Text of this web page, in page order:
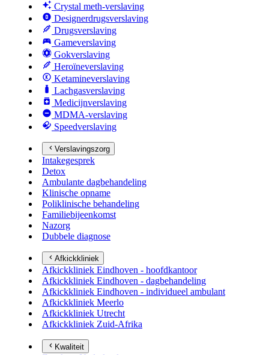
Crystal meth-verslaving
Designerdrugsverslaving
Drugsverslaving
Gameverslaving
Gokverslaving
Heroïneverslaving
Ketamineverslaving
Lachgasverslaving
Medicijnverslaving
MDMA-verslaving
Speedverslaving
Verslavingszorg
Intakegesprek
Detox
Ambulante dagbehandeling
Klinische opname
Poliklinische behandeling
Familiebijeenkomst
Nazorg
Dubbele diagnose
Afkickkliniek
Afkickkliniek Eindhoven - hoofdkantoor
Afkickkliniek Eindhoven - dagbehandeling
Afkickkliniek Eindhoven - individueel ambulant
Afkickkliniek Meerlo
Afkickkliniek Utrecht
Afkickkliniek Zuid-Afrika
Kwaliteit